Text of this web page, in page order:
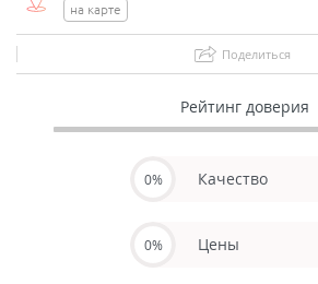
на карте
Поделиться
Рейтинг доверия
0% Качество
0% Цены